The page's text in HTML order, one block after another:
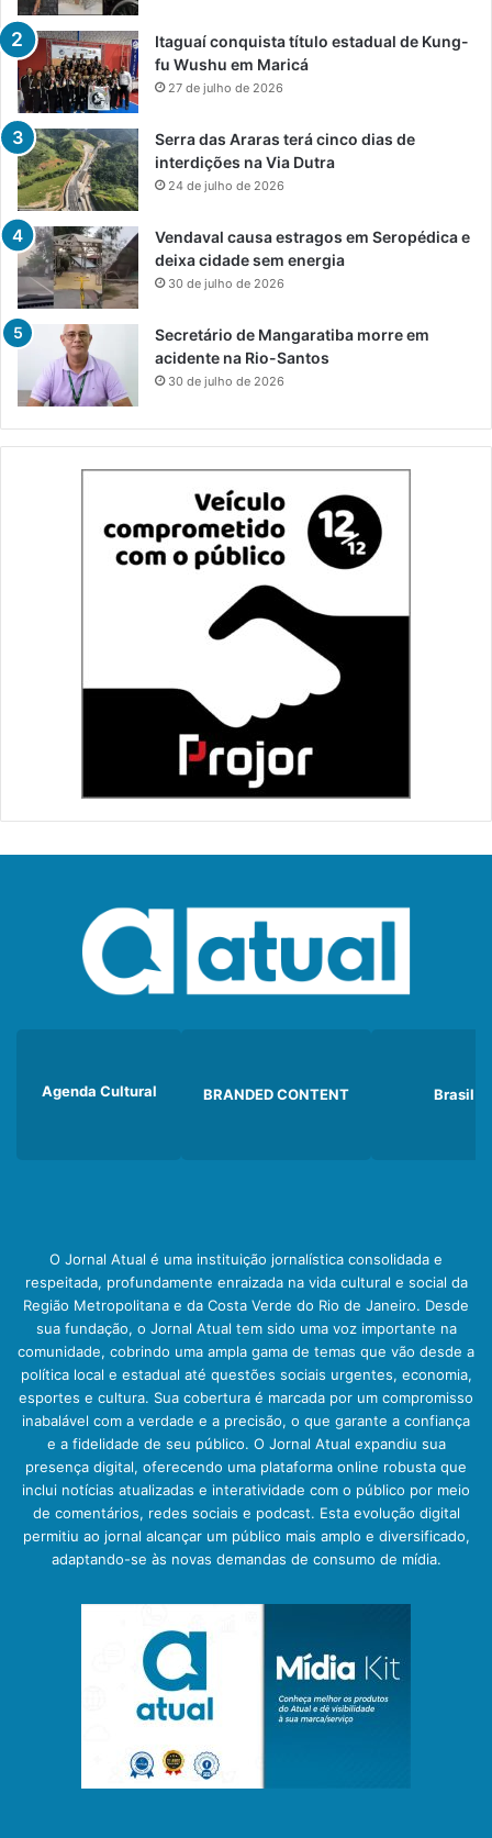
Itaguaí conquista título estadual de Kung-
fu Wushu em Maricá
27 de julho de 2026
Serra das Araras terá cinco dias de
interdições na Via Dutra
24 de julho de 2026
Vendaval causa estragos em Seropédica e
deixa cidade sem energia
30 de julho de 2026
Secretário de Mangaratiba morre em
acidente na Rio-Santos
30 de julho de 2026
Agenda Cultural BRANDED CONTENT Brasil
O Jornal Atual é uma instituição jornalística consolidada e
respeitada, profundamente enraizada na vida cultural e social da
Região Metropolitana e da Costa Verde do Rio de Janeiro. Desde
sua fundação, o Jornal Atual tem sido uma voz importante na
comunidade, cobrindo uma ampla gama de temas que vão desde a
política local e estadual até questões sociais urgentes, economia,
esportes e cultura. Sua cobertura é marcada por um compromisso
inabalável com a verdade e a precisão, o que garante a confiança
e a fidelidade de seu público. O Jornal Atual expandiu sua
presença digital, oferecendo uma plataforma online robusta que
inclui notícias atualizadas e interatividade com o público por meio
de comentários, redes sociais e podcast. Esta evolução digital
permitiu ao jornal alcançar um público mais amplo e diversificado,
adaptando-se às novas demandas de consumo de mídia.